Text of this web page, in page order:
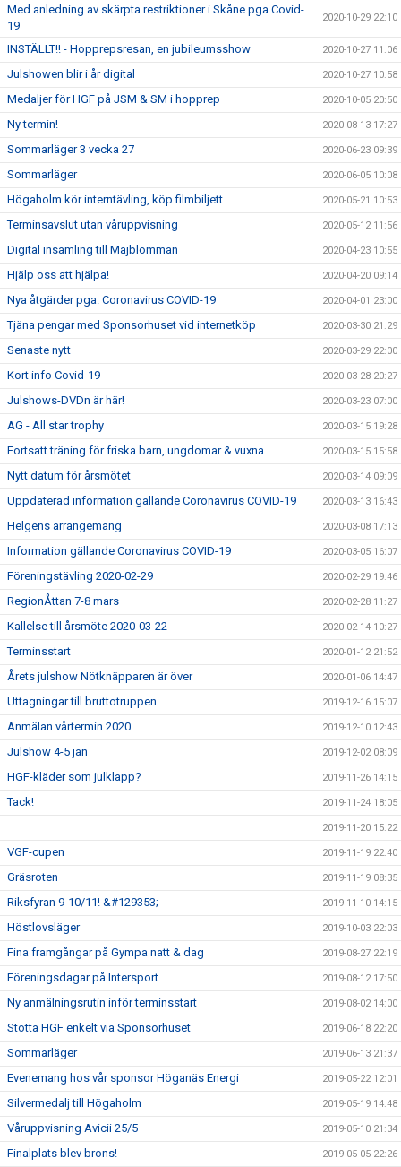
Med anledning av skärpta restriktioner i Skåne pga Covid-
19
2020-10-29 22:10
INSTÄLLT!! - Hopprepsresan, en jubileumsshow 2020-10-27 11:06
Julshowen blir i år digital 2020-10-27 10:58
Medaljer för HGF på JSM & SM i hopprep 2020-10-05 20:50
Ny termin! 2020-08-13 17:27
Sommarläger 3 vecka 27 2020-06-23 09:39
Sommarläger 2020-06-05 10:08
Högaholm kör interntävling, köp filmbiljett 2020-05-21 10:53
Terminsavslut utan våruppvisning 2020-05-12 11:56
Digital insamling till Majblomman 2020-04-23 10:55
Hjälp oss att hjälpa! 2020-04-20 09:14
Nya åtgärder pga. Coronavirus COVID-19 2020-04-01 23:00
Tjäna pengar med Sponsorhuset vid internetköp 2020-03-30 21:29
Senaste nytt 2020-03-29 22:00
Kort info Covid-19 2020-03-28 20:27
Julshows-DVDn är här! 2020-03-23 07:00
AG - All star trophy 2020-03-15 19:28
Fortsatt träning för friska barn, ungdomar & vuxna 2020-03-15 15:58
Nytt datum för årsmötet 2020-03-14 09:09
Uppdaterad information gällande Coronavirus COVID-19 2020-03-13 16:43
Helgens arrangemang 2020-03-08 17:13
Information gällande Coronavirus COVID-19 2020-03-05 16:07
Föreningstävling 2020-02-29 2020-02-29 19:46
RegionÅttan 7-8 mars 2020-02-28 11:27
Kallelse till årsmöte 2020-03-22 2020-02-14 10:27
Terminsstart 2020-01-12 21:52
Årets julshow Nötknäpparen är över 2020-01-06 14:47
Uttagningar till bruttotruppen 2019-12-16 15:07
Anmälan vårtermin 2020 2019-12-10 12:43
Julshow 4-5 jan 2019-12-02 08:09
HGF-kläder som julklapp? 2019-11-26 14:15
Tack! 2019-11-24 18:05
2019-11-20 15:22
VGF-cupen 2019-11-19 22:40
Gräsroten 2019-11-19 08:35
Riksfyran 9-10/11! &#129353; 2019-11-10 14:15
Höstlovsläger 2019-10-03 22:03
Fina framgångar på Gympa natt & dag 2019-08-27 22:19
Föreningsdagar på Intersport 2019-08-12 17:50
Ny anmälningsrutin inför terminsstart 2019-08-02 14:00
Stötta HGF enkelt via Sponsorhuset 2019-06-18 22:20
Sommarläger 2019-06-13 21:37
Evenemang hos vår sponsor Höganäs Energi 2019-05-22 12:01
Silvermedalj till Högaholm 2019-05-19 14:48
Våruppvisning Avicii 25/5 2019-05-10 21:34
Finalplats blev brons! 2019-05-05 22:26